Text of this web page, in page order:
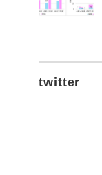
twitter